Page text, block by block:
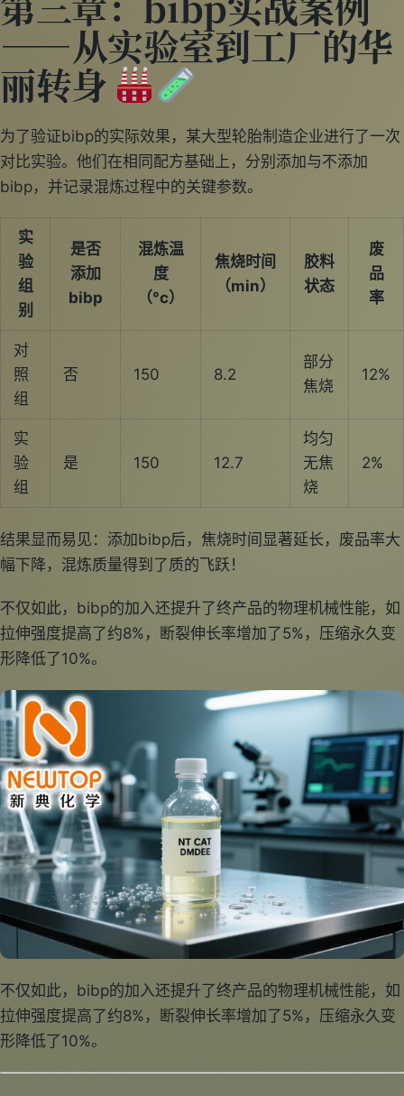
第三章：bibp实战案例
——从实验室到工厂的华
丽转身
为了验证bibp的实际效果，某大型轮胎制造企业进行了一次
对比实验。他们在相同配方基础上，分别添加与不添加
bibp，并记录混炼过程中的关键参数。
实
验
组
别
是否
添加
bibp
混炼温
度
（°c）
焦烧时间
（min）
胶料
状态
废
品
率
对
照
组
否 150 8.2
部分
焦烧
12%
实
验
组
是 150 12.7
均匀
无焦
烧
2%
结果显而易见：添加bibp后，焦烧时间显著延长，废品率大
幅下降，混炼质量得到了质的飞跃！
不仅如此，bibp的加入还提升了终产品的物理机械性能，如
拉伸强度提高了约8%，断裂伸长率增加了5%，压缩永久变
形降低了10%。
不仅如此，bibp的加入还提升了终产品的物理机械性能，如
拉伸强度提高了约8%，断裂伸长率增加了5%，压缩永久变
形降低了10%。